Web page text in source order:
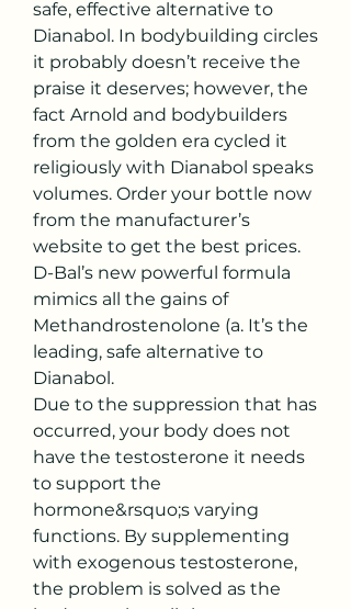
safe, effective alternative to
Dianabol. In bodybuilding circles
it probably doesn’t receive the
praise it deserves; however, the
fact Arnold and bodybuilders
from the golden era cycled it
religiously with Dianabol speaks
volumes. Order your bottle now
from the manufacturer’s
website to get the best prices.
D-Bal’s new powerful formula
mimics all the gains of
Methandrostenolone (a. It’s the
leading, safe alternative to
Dianabol.
Due to the suppression that has
occurred, your body does not
have the testosterone it needs
to support the
hormone&rsquo;s varying
functions. By supplementing
with exogenous testosterone,
the problem is solved as the